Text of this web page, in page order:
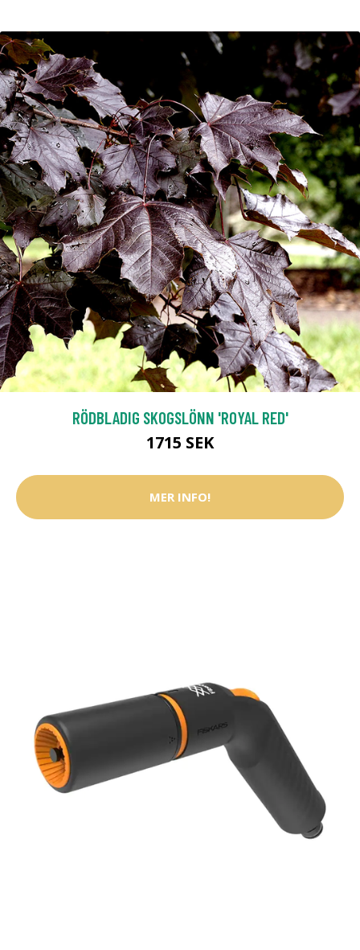
RÖDBLADIG SKOGSLÖNN 'ROYAL RED'
1715 SEK
MER INFO!